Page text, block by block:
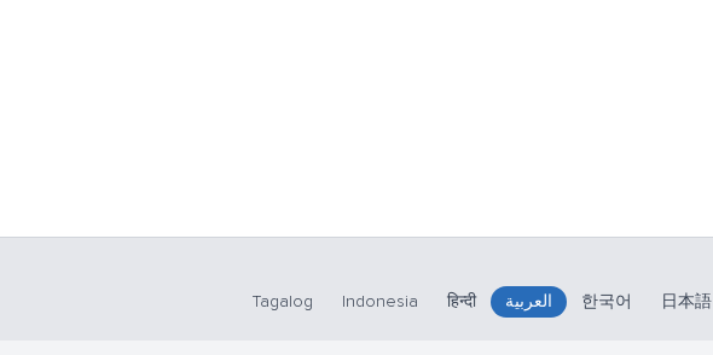
日本語
한국어 العربية हिन्दी
Indonesia
Tagalog